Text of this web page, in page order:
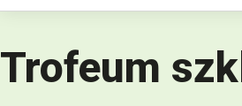
Trofeum